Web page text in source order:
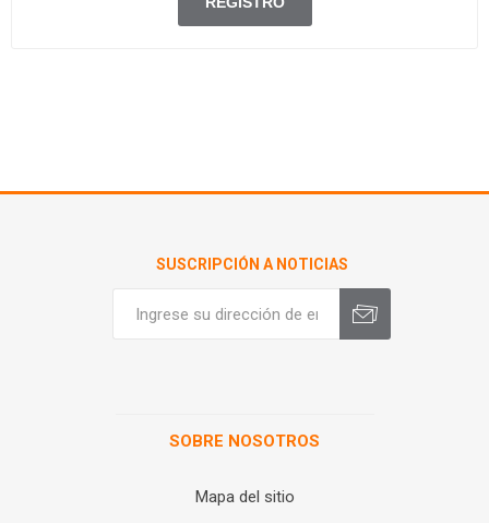
SUSCRIPCIÓN A NOTICIAS
SOBRE NOSOTROS
Mapa del sitio